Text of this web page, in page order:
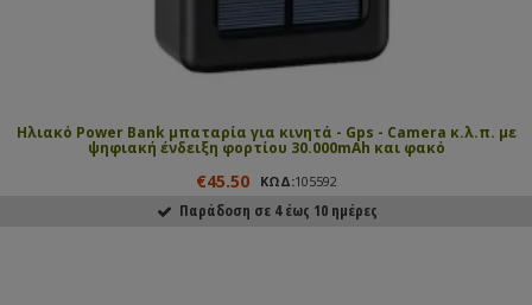
Ηλιακό Power Bank μπαταρία για κινητά - Gps - Camera κ.λ.π. με
ψηφιακή ένδειξη φορτίου 30.000mAh και φακό
€45.50 ΚΩΔ:105592
Παράδοση σε 4 έως 10 ημέρες